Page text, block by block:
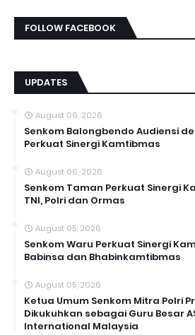
FOLLOW FACEBOOK
UPDATES
August 06, 2026
Senkom Balongbendo Audiensi
Perkuat Sinergi Kamtibmas
August 06, 2026
Senkom Taman Perkuat Sinergi
TNI, Polri dan Ormas
August 05, 2026
Senkom Waru Perkuat Sinergi
Babinsa dan Bhabinkamtibmas
August 05, 2026
Ketua Umum Senkom Mitra Polri
Dikukuhkan sebagai Guru Besar
International Malaysia